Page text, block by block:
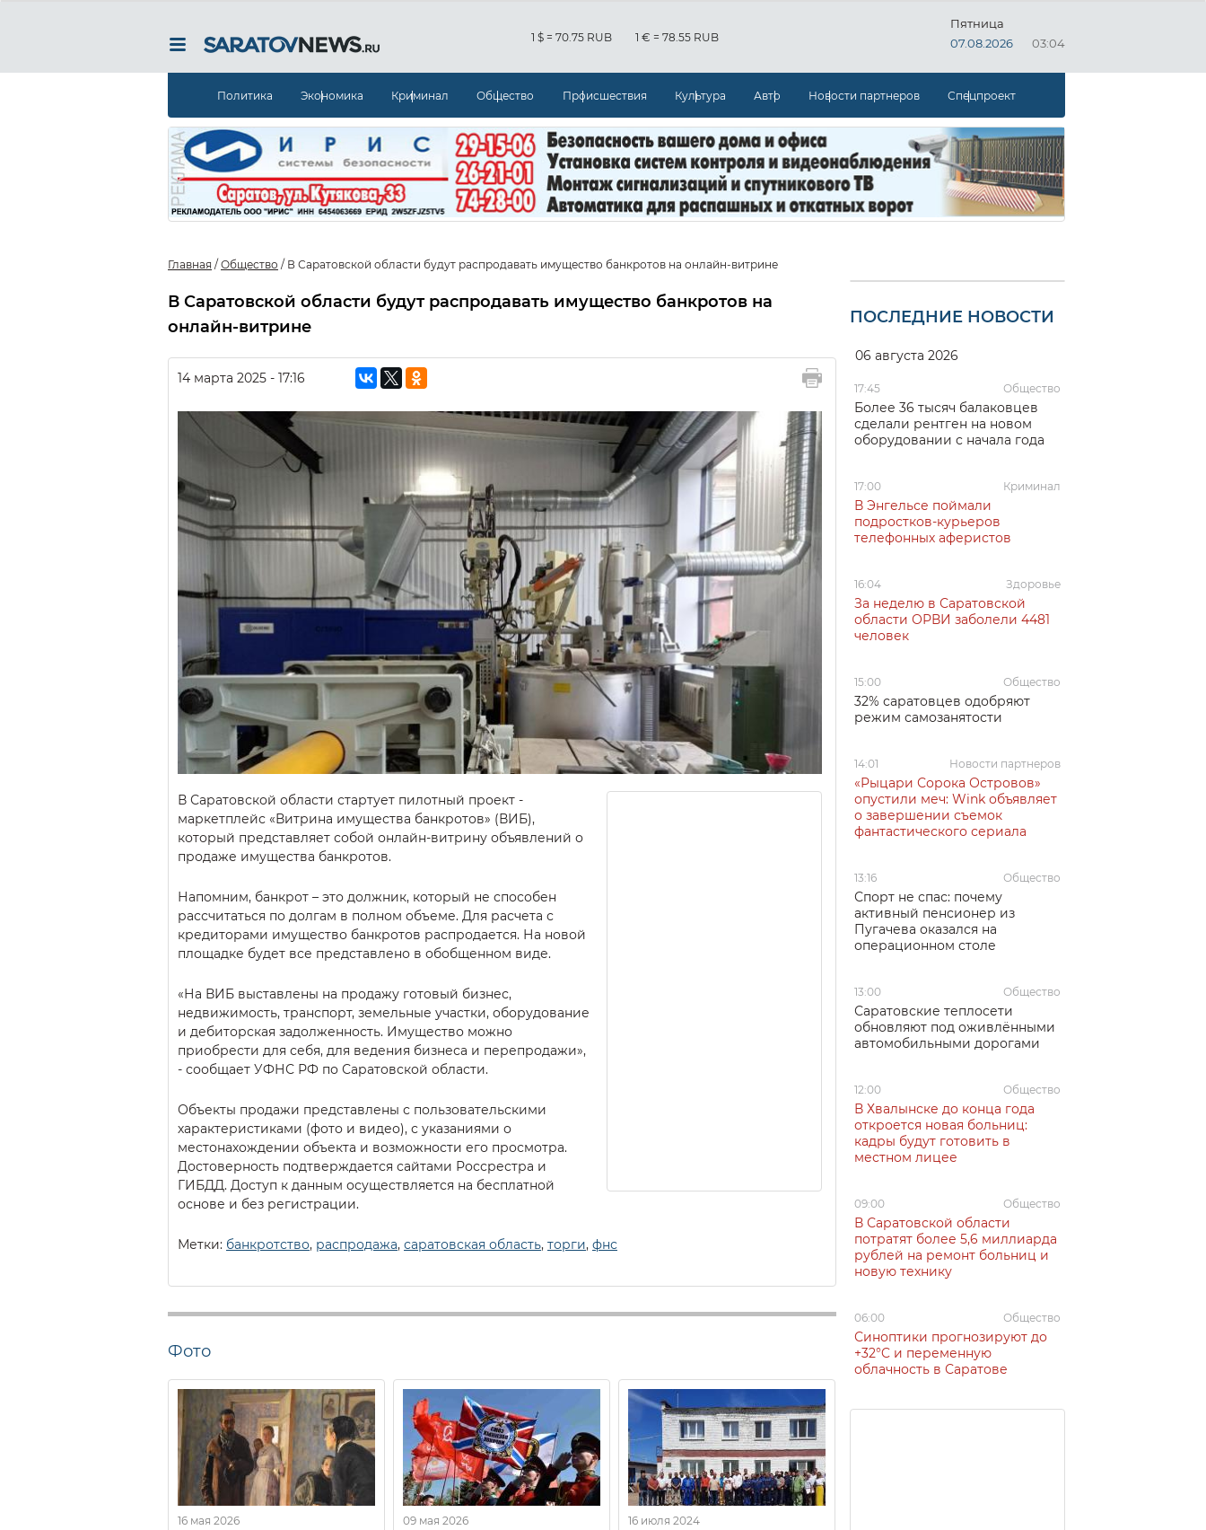
1 $ = 70.75 RUB 1 € = 78.55 RUB
Пятница
07.08.2026
03:04
Политика Экономика Криминал Общество Происшествия Культура Авто Новости партнеров Спецпроект
Главная / Общество / В Саратовской области будут распродавать имущество банкротов на онлайн-витрине
В Саратовской области будут распродавать имущество банкротов на
онлайн-витрине
14 марта 2025 - 17:16
В Саратовской области стартует пилотный проект -
маркетплейс «Витрина имущества банкротов» (ВИБ),
который представляет собой онлайн-витрину объявлений о
продаже имущества банкротов.
Напомним, банкрот – это должник, который не способен
рассчитаться по долгам в полном объеме. Для расчета с
кредиторами имущество банкротов распродается. На новой
площадке будет все представлено в обобщенном виде.
«На ВИБ выставлены на продажу готовый бизнес,
недвижимость, транспорт, земельные участки, оборудование
и дебиторская задолженность. Имущество можно
приобрести для себя, для ведения бизнеса и перепродажи»,
- сообщает УФНС РФ по Саратовской области.
Объекты продажи представлены с пользовательскими
характеристиками (фото и видео), с указаниями о
местонахождении объекта и возможности его просмотра.
Достоверность подтверждается сайтами Россрестра и
ГИБДД. Доступ к данным осуществляется на бесплатной
основе и без регистрации.
Метки: банкротство, распродажа, саратовская область, торги, фнс
Фото
16 мая 2026 09 мая 2026 16 июля 2024
ПОСЛЕДНИЕ НОВОСТИ
06 августа 2026
17:45 Общество
Более 36 тысяч балаковцев
сделали рентген на новом
оборудовании с начала года
17:00 Криминал
В Энгельсе поймали
подростков-курьеров
телефонных аферистов
16:04 Здоровье
За неделю в Саратовской
области ОРВИ заболели 4481
человек
15:00 Общество
32% саратовцев одобряют
режим самозанятости
14:01 Новости партнеров
«Рыцари Сорока Островов»
опустили меч: Wink объявляет
о завершении съемок
фантастического сериала
13:16 Общество
Спорт не спас: почему
активный пенсионер из
Пугачева оказался на
операционном столе
13:00 Общество
Саратовские теплосети
обновляют под оживлёнными
автомобильными дорогами
12:00 Общество
В Хвалынске до конца года
откроется новая больниц:
кадры будут готовить в
местном лицее
09:00 Общество
В Саратовской области
потратят более 5,6 миллиарда
рублей на ремонт больниц и
новую технику
06:00 Общество
Синоптики прогнозируют до
+32°C и переменную
облачность в Саратове